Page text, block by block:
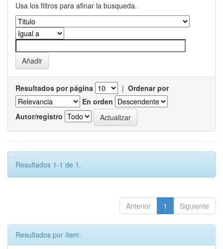
Usa los filtros para afinar la busqueda.
Resultados por página | Ordenar por
En orden
Autor/registro
Resultados 1-1 de 1.
Anterior 1 Siguiente
Resultados por ítem: